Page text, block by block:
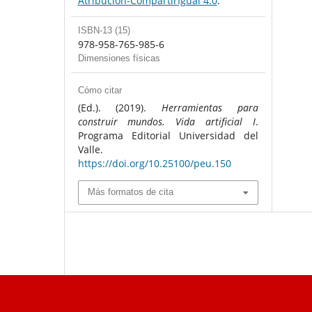
ISBN-13 (15)
978-958-765-985-6
Dimensiones físicas
Cómo citar
(Ed.). (2019). Herramientas para
construir mundos. Vida artificial I.
Programa Editorial Universidad del
Valle.
https://doi.org/10.25100/peu.150
Más formatos de cita